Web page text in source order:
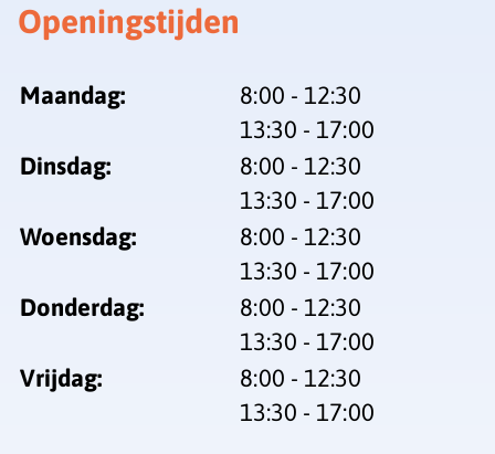
Openingstijden
Maandag: 8:00 tot
- 12:30
13:30 tot
- 17:00
Dinsdag:
8:00 tot
- 12:30
13:30 tot
- 17:00
Woensdag:
8:00 tot
- 12:30
13:30 tot
- 17:00
Donderdag:
8:00 tot
- 12:30
13:30 tot
- 17:00
Vrijdag:
8:00 tot
- 12:30
13:30 tot
- 17:00